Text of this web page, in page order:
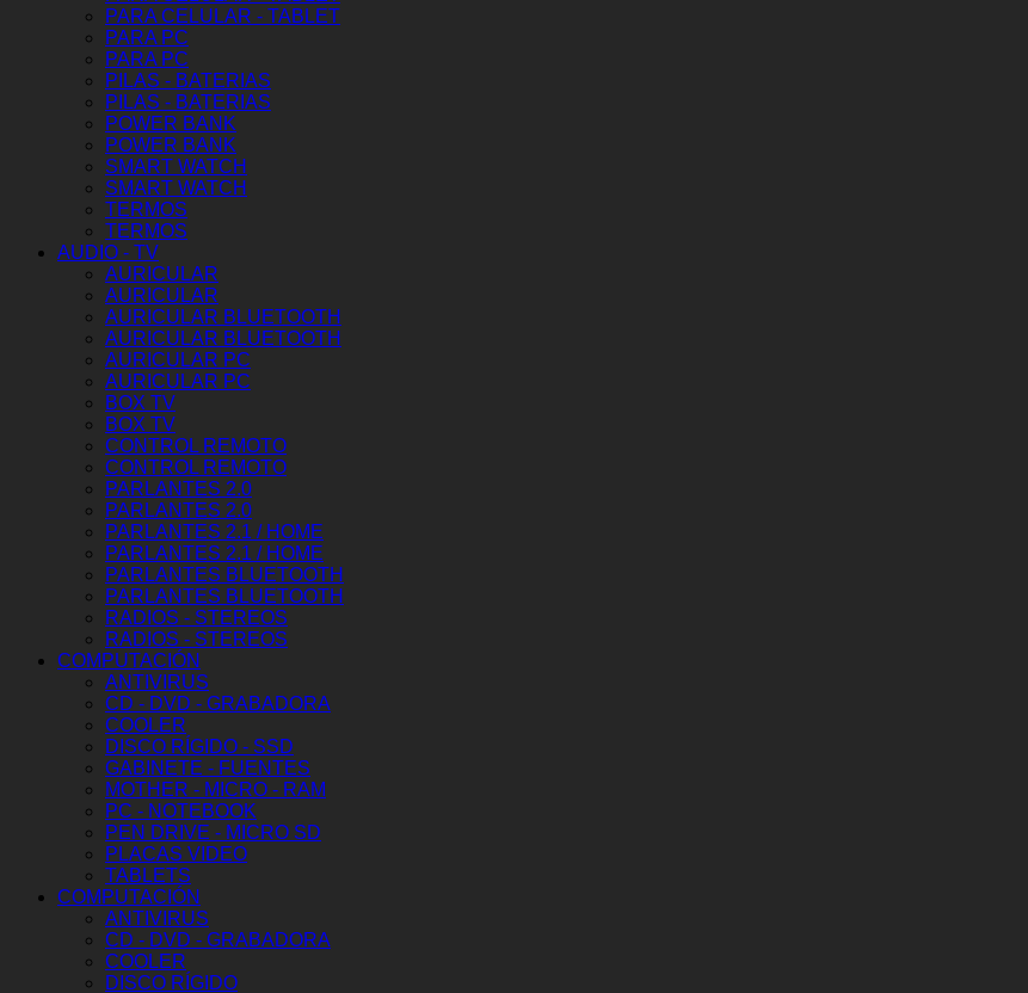
PARA CELULAR - TABLET
PARA PC
PARA PC
PILAS - BATERIAS
PILAS - BATERIAS
POWER BANK
POWER BANK
SMART WATCH
SMART WATCH
TERMOS
TERMOS
AUDIO - TV
AURICULAR
AURICULAR
AURICULAR BLUETOOTH
AURICULAR BLUETOOTH
AURICULAR PC
AURICULAR PC
BOX TV
BOX TV
CONTROL REMOTO
CONTROL REMOTO
PARLANTES 2.0
PARLANTES 2.0
PARLANTES 2.1 / HOME
PARLANTES 2.1 / HOME
PARLANTES BLUETOOTH
PARLANTES BLUETOOTH
RADIOS - STEREOS
RADIOS - STEREOS
COMPUTACIÓN
ANTIVIRUS
CD - DVD - GRABADORA
COOLER
DISCO RÍGIDO - SSD
GABINETE - FUENTES
MOTHER - MICRO - RAM
PC - NOTEBOOK
PEN DRIVE - MICRO SD
PLACAS VIDEO
TABLETS
COMPUTACIÓN
ANTIVIRUS
CD - DVD - GRABADORA
COOLER
DISCO RÍGIDO